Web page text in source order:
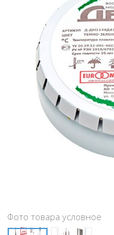
Фото товара условное